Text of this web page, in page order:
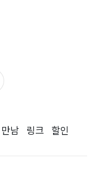
는 日증시
경제
밀하게…[중국나라]
만남 링크 할인